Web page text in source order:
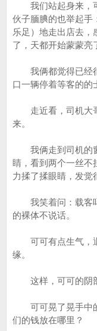
我们站起身来，可
伙子腼腆的也举起手
乐足）地走出店去，
了，天都开始蒙蒙亮
我俩都觉得已经很
口一辆停着等客的的
走近看，司机大哥
来。
我俩走到司机的窗
睛，看到两个一丝不
力揉了揉眼睛，发觉
我笑着问：载客吗
的裸体不说话。
可可有点生气，退
缘。
这样，可可的阴部
可可晃了晃手中的
们的钱放在哪里？